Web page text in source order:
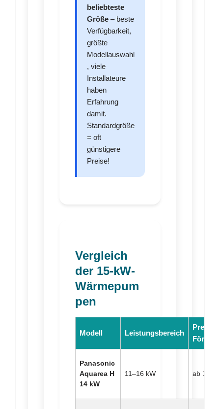
beliebteste
Größe – beste
Verfügbarkeit,
größte
Modellauswahl
, viele
Installateure
haben
Erfahrung
damit.
Standardgröße
= oft
günstigere
Preise!
Vergleich
der 15-kW-
Wärmepum
pen
Modell Leistungsbereich
Preis
Panasonic
Aquarea H
14 kW
11–16 kW ab